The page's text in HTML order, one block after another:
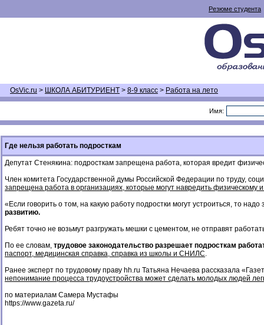
Резюме студента
OsVic.ru > ШКОЛА АБИТУРИЕНТ > 8-9 класс > Работа на лето
Имя:
Где нельзя работать подросткам
Депутат Стенякина: подросткам запрещена работа, которая вредит
Член комитета Государственной думы Российской Федерации по труду,
запрещена работа в организациях, которые могут навредить физическому
«Если говорить о том, на какую работу подростки могут устроиться, то
развитию.
Ребят точно не возьмут разгружать мешки с цементом, не отправят
По ее словам, трудовое законодательство разрешает подросткам
паспорт, медицинская справка, справка из школы и СНИЛС.
Ранее эксперт по трудовому праву hh.ru Татьяна Нечаева рассказала
непонимание процесса трудоустройства может сделать молодых людей
по материалам Самера Мустафы
https://www.gazeta.ru/